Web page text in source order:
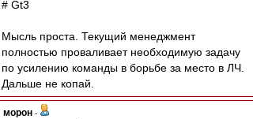
# Gt3
Мысль проста. Текущий менеджмент
полностью проваливает необходимую задачу
по усилению команды в борьбе за место в ЛЧ.
Дальше не копай.
морон -